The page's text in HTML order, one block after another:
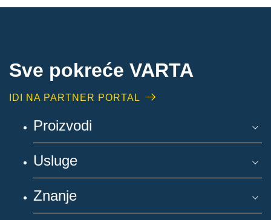
Sve pokreće VARTA
IDI NA PARTNER PORTAL
Proizvodi
Usluge
Znanje